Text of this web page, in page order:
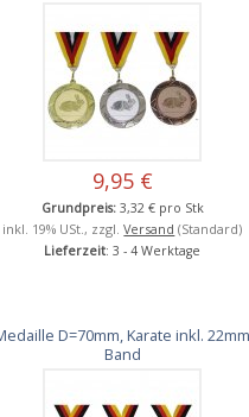
9,95 €
Grundpreis: 3,32 € pro Stk
inkl. 19% USt., zzgl.Versand (Standard)
Lieferzeit: 3 - 4 Werktage
D=70mm, Karate inkl.
Band